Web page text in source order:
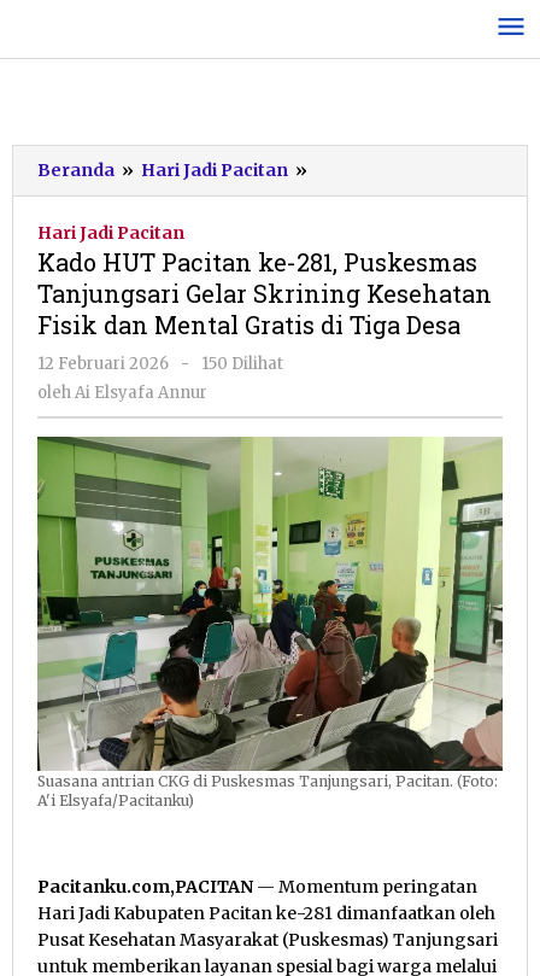
konten
Beranda » Hari Jadi Pacitan »
HUT
281,
Puskesmas
Tanjungsari
Fisik
Mental
Gratis
di
Tiga
Desa
Hari Jadi Pacitan
Kado HUT Pacitan ke-281, Puskesmas
Tanjungsari Gelar Skrining Kesehatan
Fisik dan Mental Gratis di Tiga Desa
12 Februari 2026
oleh
Ai
-
150 Dilihat
olehAi Elsyafa Annur
Suasana antrian CKG di Puskesmas Tanjungsari, Pacitan. (Foto:
A'i Elsyafa/Pacitanku)
Pacitanku.com,PACITAN — Momentum peringatan
Hari Jadi Kabupaten Pacitan ke-281 dimanfaatkan oleh
Pusat Kesehatan Masyarakat (Puskesmas) Tanjungsari
untuk memberikan layanan spesial bagi warga melalui